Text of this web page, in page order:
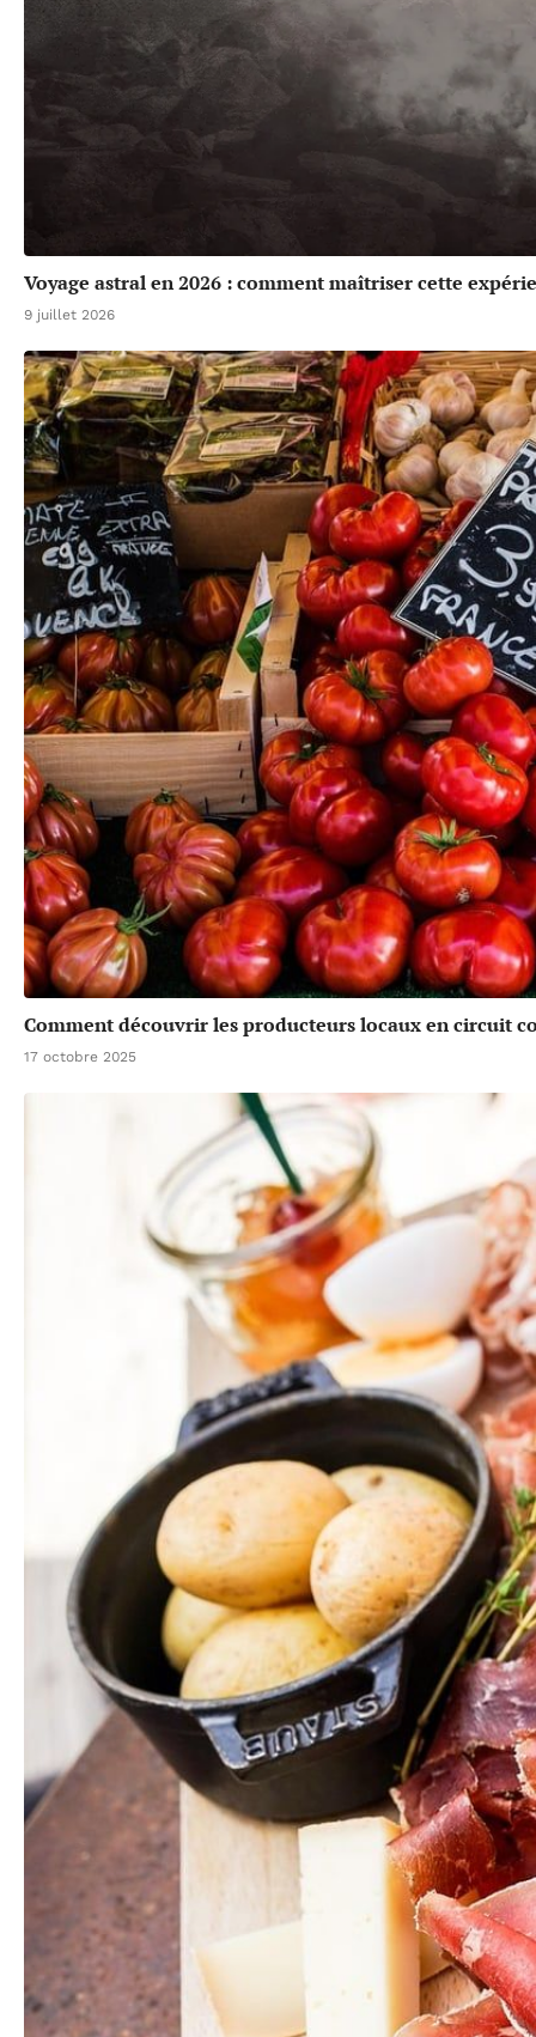
Voyage astral en 2026 : comment maîtriser cette
9 juillet 2026
Comment découvrir les producteurs locaux en circuit
17 octobre 2025